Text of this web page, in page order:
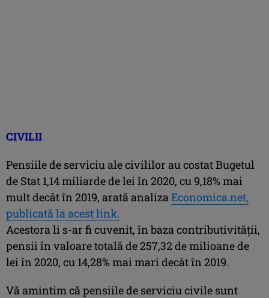
CIVILII
Pensiile de serviciu ale civililor au costat Bugetul
de Stat 1,14 miliarde de lei în 2020, cu 9,18% mai
mult decât în 2019, arată analizaEconomica.net,
publicată la acest link.
Acestora li s-ar fi cuvenit, în baza contributivităţii,
pensii în valoare totală de 257,32 de milioane de
lei în 2020, cu 14,28% mai mari decât în 2019.
Vă amintim că pensiile de serviciu civile sunt